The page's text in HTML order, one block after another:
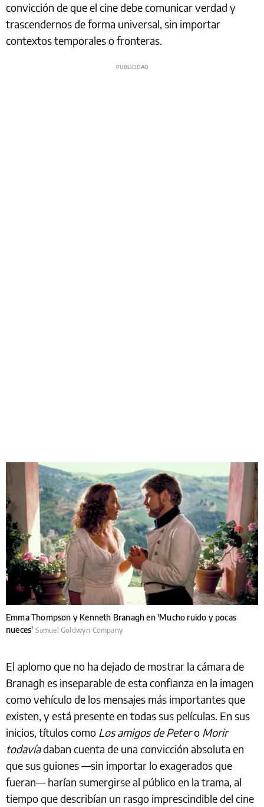
convicción de que el cine debe comunicar verdad y
trascendernos de forma universal, sin importar
contextos temporales o fronteras.
Emma Thompson y Kenneth Branagh en 'Mucho ruido y pocas
nueces' Samuel Goldwyn Company
El aplomo que no ha dejado de mostrar la cámara de
Branagh es inseparable de esta confianza en la imagen
como vehículo de los mensajes más importantes que
existen, y está presente en todas sus películas. En sus
inicios, títulos como Los amigos de Petero Morir
todavíadaban cuenta de una convicción absoluta en
que sus guiones —sin importar lo exagerados que
fueran— harían sumergirse al público en la trama, al
tiempo que describían un rasgo imprescindible del cine